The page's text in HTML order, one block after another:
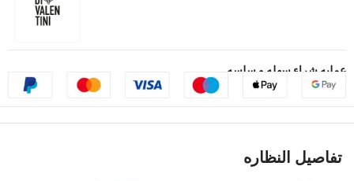
عمليه شراء سهله و سلسه
تفاصيل النظاره